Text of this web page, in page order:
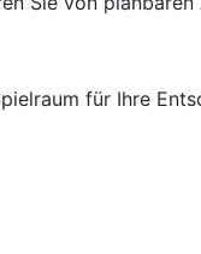
für Ihre